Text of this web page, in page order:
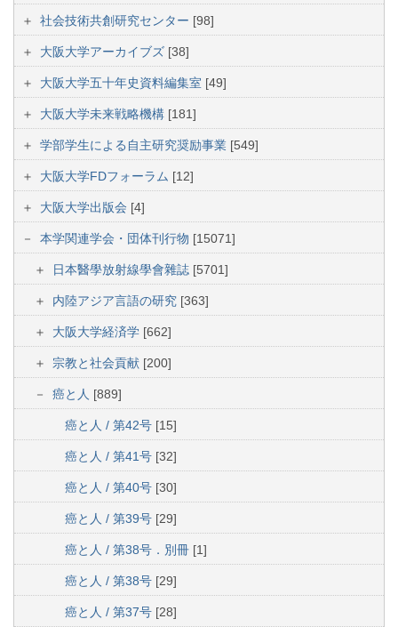
社会技術共創研究センター [98]
大阪大学アーカイブズ [38]
大阪大学五十年史資料編集室 [49]
大阪大学未来戦略機構 [181]
学部学生による自主研究奨励事業 [549]
大阪大学FDフォーラム [12]
大阪大学出版会 [4]
本学関連学会・団体刊行物 [15071]
日本醫學放射線學會雜誌 [5701]
内陸アジア言語の研究 [363]
大阪大学経済学 [662]
宗教と社会貢献 [200]
癌と人 [889]
癌と人 / 第42号 [15]
癌と人 / 第41号 [32]
癌と人 / 第40号 [30]
癌と人 / 第39号 [29]
癌と人 / 第38号．別冊 [1]
癌と人 / 第38号 [29]
癌と人 / 第37号 [28]